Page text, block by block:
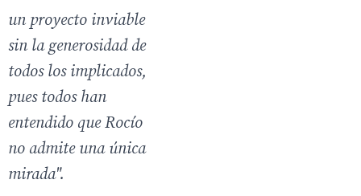
un proyecto inviable
sin la generosidad de
todos los implicados,
pues todos han
entendido que Rocío
no admite una única
mirada".